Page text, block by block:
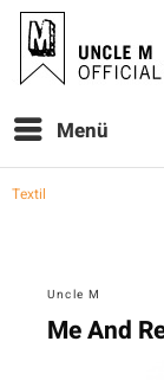
Menü
Textil
Uncle M
Me And